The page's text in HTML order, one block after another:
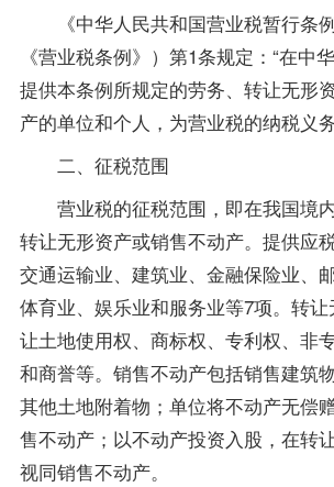
《中华人民共和国营业税暂行条
《营业税条例》）第1条规定：“在中
提供本条例所规定的劳务、转让无形
产的单位和个人，为营业税的纳税义
二、征税范围
营业税的征税范围，即在我国境内
转让无形资产或销售不动产。提供应
交通运输业、建筑业、金融保险业、
体育业、娱乐业和服务业等7项。转
让土地使用权、商标权、专利权、非
和商誉等。销售不动产包括销售建筑
其他土地附着物；单位将不动产无偿
售不动产；以不动产投资入股，在转
视同销售不动产。